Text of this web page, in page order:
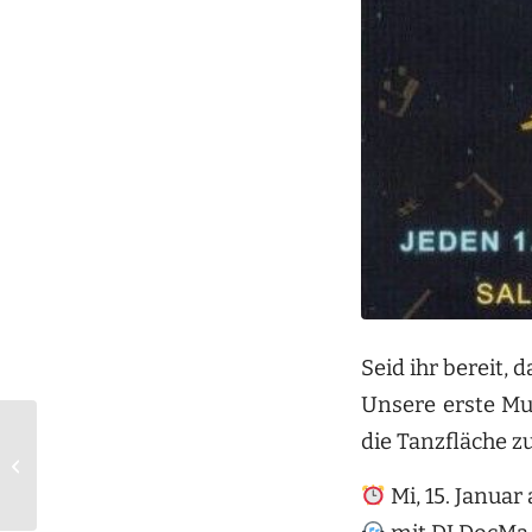
Seid ihr bereit,
Unsere erste
die Tanzfläche
Mi, 15.